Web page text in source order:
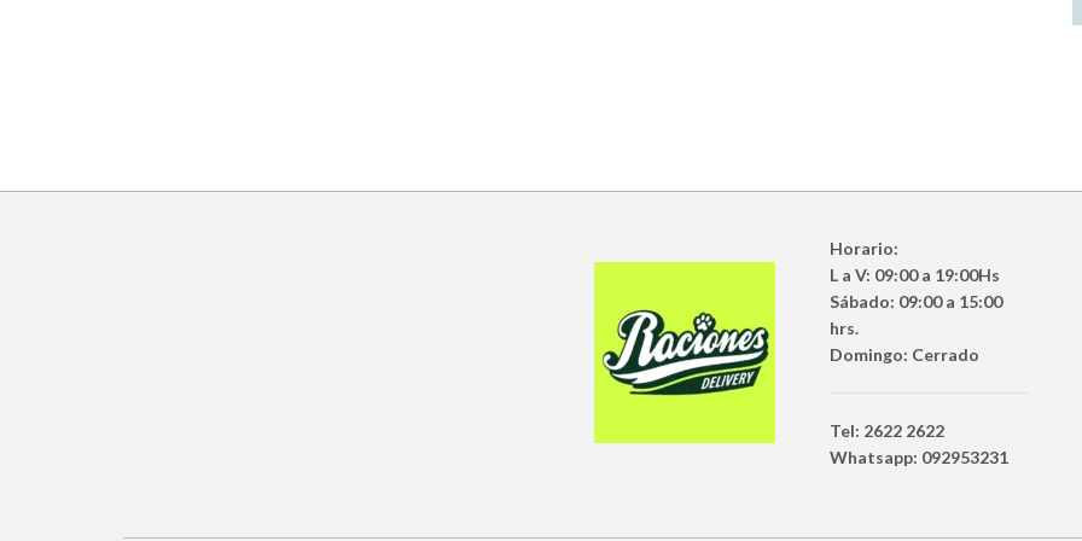
Horario:
L a V: 09:00 a 19:00Hs
Sábado: 09:00 a 15:00
hrs.
Domingo: Cerrado
Tel: 2622 2622
Whatsapp: 092953231